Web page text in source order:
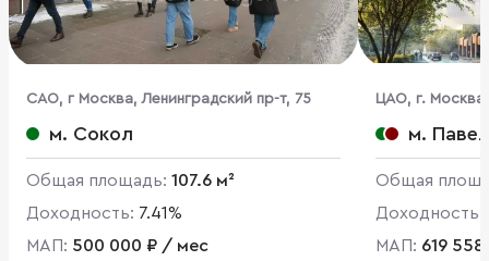
CАО, г Москва, Ленинградский пр-т, 75
м. Сокол
Общая площадь: 107.6 м²
Доходность: 7.41%
МАП: 500 000 ₽ / мес
ЦАО, г.
1,2,3,7,10
м.
Общая
Доходность:
МАП: 619